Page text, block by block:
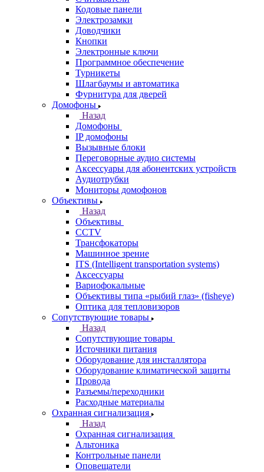
Кодовые панели
Электрозамки
Доводчики
Кнопки
Электронные ключи
Программное обеспечение
Турникеты
Шлагбаумы и автоматика
Фурнитура для дверей
Домофоны
Назад
Домофоны
IP домофоны
Вызывные блоки
Переговорные аудио системы
Аксессуары для абонентских устройств
Аудиотрубки
Мониторы домофонов
Объективы
Назад
Объективы
CCTV
Трансфокаторы
Машинное зрение
ITS (Intelligent transportation systems)
Аксессуары
Вариофокальные
Объективы типа «рыбий глаз» (fisheye)
Оптика для тепловизоров
Сопутствующие товары
Назад
Сопутствующие товары
Источники питания
Оборудование для инсталлятора
Оборудование климатической защиты
Провода
Разъемы/переходники
Расходные материалы
Охранная сигнализация
Назад
Охранная сигнализация
Альтоника
Контрольные панели
Оповещатели